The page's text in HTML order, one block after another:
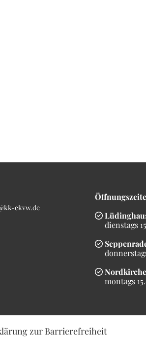
ekvw.de

dienstags


montags
zur Barrierefreiheit